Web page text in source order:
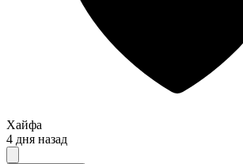
Хайфа
4 дня назад